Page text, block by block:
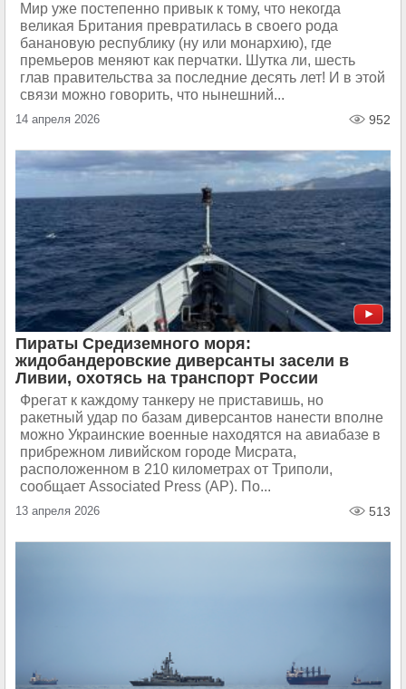
Мир уже постепенно привык к тому, что некогда
великая Британия превратилась в своего рода
банановую республику (ну или монархию), где
премьеров меняют как перчатки. Шутка ли, шесть
глав правительства за последние десять лет! И в этой
связи можно говорить, что нынешний...
14 апреля 2026 952
Пираты Средиземного моря:
жидобандеровские диверсанты засели в
Ливии, охотясь на транспорт России
Фрегат к каждому танкеру не приставишь, но
ракетный удар по базам диверсантов нанести вполне
можно Украинские военные находятся на авиабазе в
прибрежном ливийском городе Мисрата,
расположенном в 210 километрах от Триполи,
сообщает Associated Press (AP). По...
13 апреля 2026 513